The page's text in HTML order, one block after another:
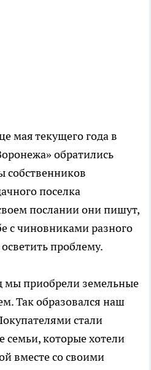
мая текущего года в
обратились
собственников
поселка
послании они пишут,
с чиновниками разного
проблему.
мы приобрели земельные
Так образовался наш
стали
которые хотели
вместе со своими